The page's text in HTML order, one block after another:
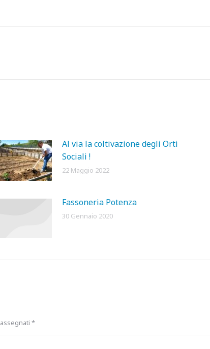
Al via la coltivazione degli Orti
Sociali !
22 Maggio 2022
Fassoneria Potenza
30 Gennaio 2020
*